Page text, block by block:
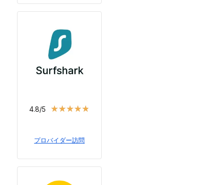
4.8/5 ★★★★★
プロバイダー訪問